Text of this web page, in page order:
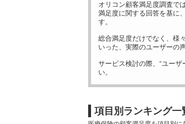
オリコン顧客満足度調査で
満足度に関する回答を基に
す。
総合満足度だけでなく、様
いった、実際のユーザーの
サービス検討の際、“ユーザ
い。
項目別ランキング一